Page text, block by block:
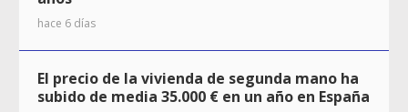
hace 6 días
El precio de la vivienda de segunda mano ha
subido de media 35.000 € en un año en España